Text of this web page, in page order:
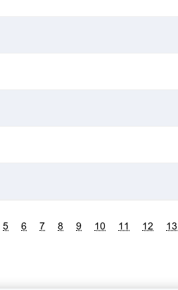
5 6 7 8 9 10 11 12 13